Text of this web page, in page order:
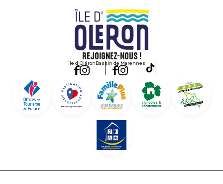
Rejoignez-nous !
Île d'OléronBassin de Marennes